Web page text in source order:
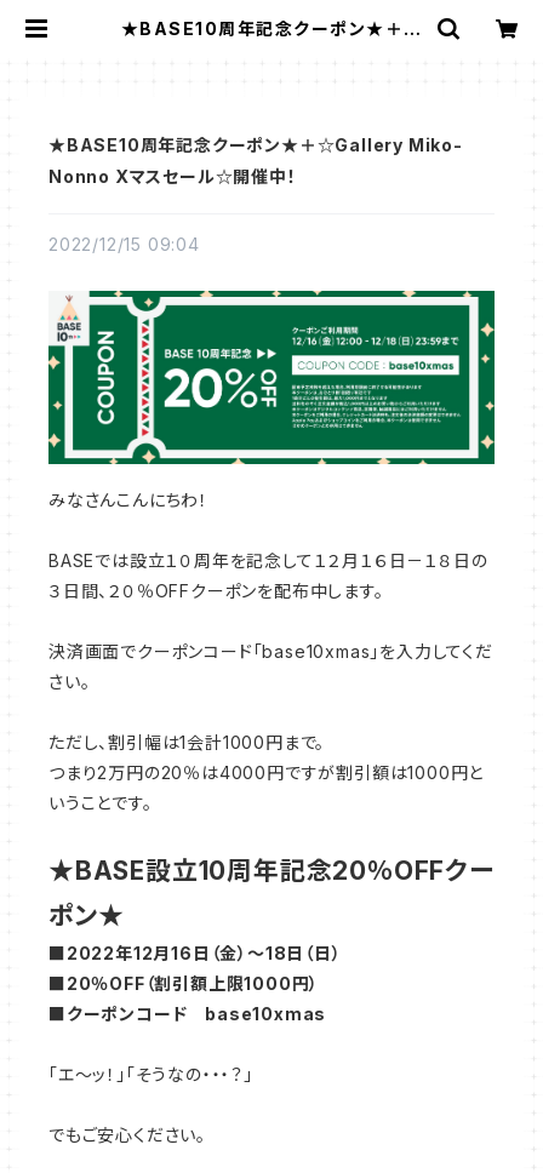
★BASE10周年記念クーポン★＋☆
★BASE10周年記念クーポン★＋☆Gallery Miko-
Nonno Xマスセール☆開催中！
2022/12/15 09:04
みなさんこんにちわ！
BASEでは設立１０周年を記念して１２月１６日－１８日の
３日間、２０％OFFクーポンを配布中します。
決済画面でクーポンコード「base10xmas」を入力してくだ
さい。
ただし、割引幅は1会計1000円まで。
つまり2万円の20％は4000円ですが割引額は1000円と
いうことです。
★BASE設立10周年記念20％OFFクー
ポン★
■2022年12月16日（金）～18日（日）
■20％OFF（割引額上限1000円）
■クーポンコード base10xmas
「エ～ッ！」「そうなの・・・？」
でもご安心ください。